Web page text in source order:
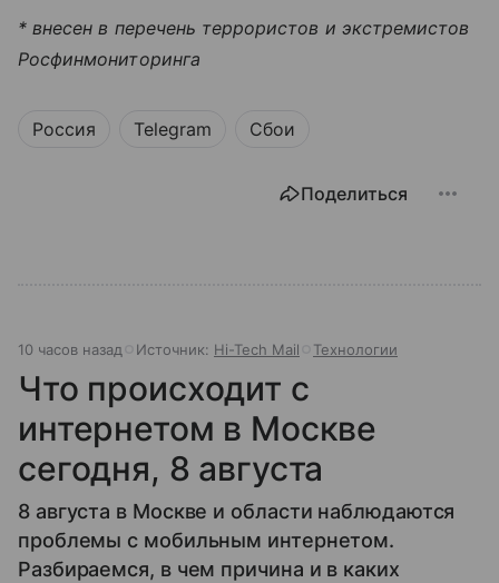
* внесен в перечень террористов и экстремистов
Росфинмониторинга
Россия Telegram Сбои
Поделиться
10 часов назад Источник: Hi-Tech Mail Технологии
Что происходит с
интернетом в Москве
сегодня, 8 августа
8 августа в Москве и области наблюдаются
проблемы с мобильным интернетом.
Разбираемся, в чем причина и в каких